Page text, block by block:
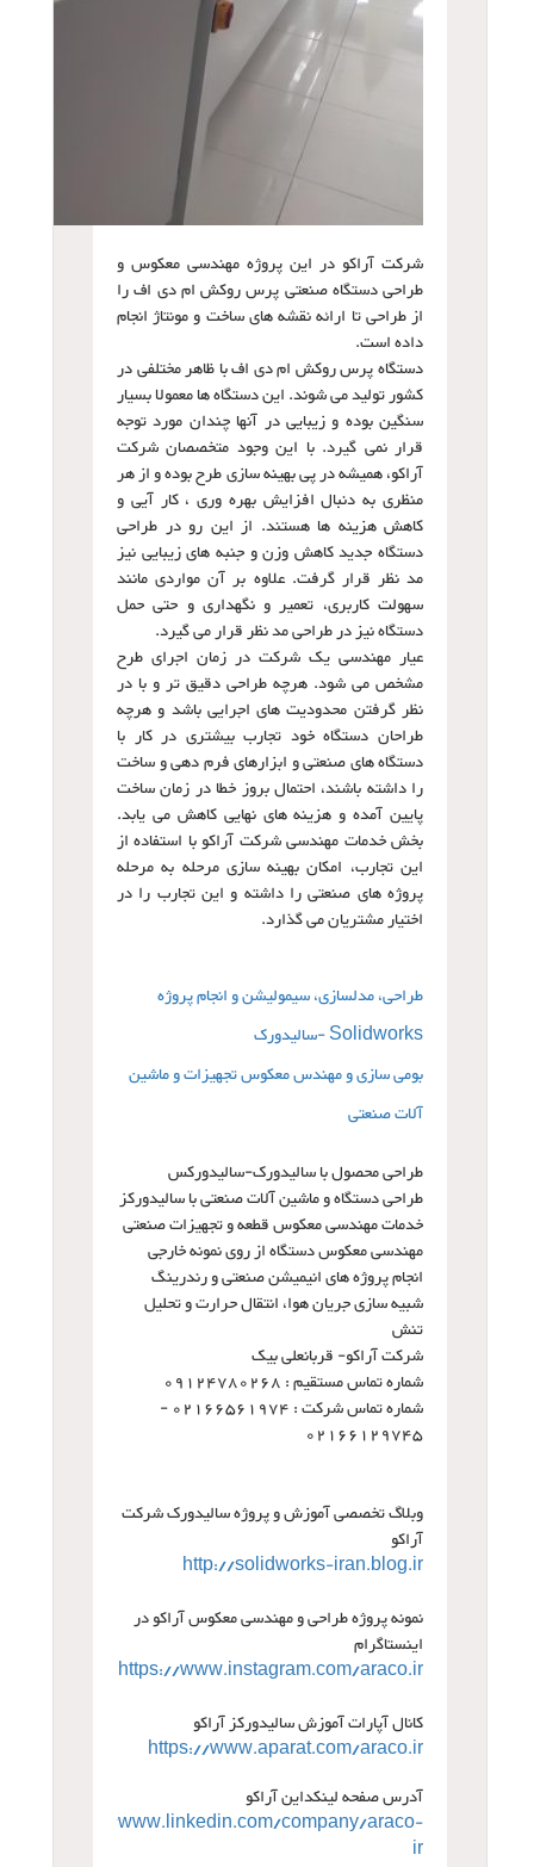
شرکت آراکو در این پروژه مهندسی معکوس و
طراحی دستگاه صنعتی پرس روکش ام دی اف را
از طراحی تا ارائه نقشه های ساخت و مونتاژ انجام
داده است.
دستگاه پرس روکش ام دی اف با ظاهر مختلفی در
کشور تولید می شوند. این دستگاه ها معمولا بسیار
سنگین بوده و زیبایی در آنها چندان مورد توجه
قرار نمی گیرد. با این وجود متخصصان شرکت
آراکو، همیشه در پی بهینه سازی طرح بوده و از هر
منظری به دنبال افزایش بهره وری ، کار آیی و
کاهش هزینه ها هستند. از این رو در طراحی
دستگاه جدید کاهش وزن و جنبه های زیبایی نیز
مد نظر قرار گرفت. علاوه بر آن مواردی مانند
سهولت کاربری، تعمیر و نگهداری و حتی حمل
دستگاه نیز در طراحی مد نظر قرار می گیرد.
عیار مهندسی یک شرکت در زمان اجرای طرح
مشخص می شود. هرچه طراحی دقیق تر و با در
نظر گرفتن محدودیت های اجرایی باشد و هرچه
طراحان دستگاه خود تجارب بیشتری در کار با
دستگاه های صنعتی و ابزارهای فرم دهی و ساخت
را داشته باشند، احتمال بروز خطا در زمان ساخت
پایین آمده و هزینه های نهایی کاهش می یابد.
بخش خدمات مهندسی شرکت آراکو با استفاده از
این تجارب، امکان بهینه سازی مرحله به مرحله
پروژه های صنعتی را داشته و این تجارب را در
اختیار مشتریان می گذارد.
طراحی، مدلسازی، سیمولیشن و انجام پروژه
Solidworks -سالیدورک
بومی سازی و مهندس معکوس تجهیزات و ماشین
آلات صنعتی
طراحی محصول با سالیدورک-سالیدورکس
طراحی دستگاه و ماشین آلات صنعتی با سالیدورکز
خدمات مهندسی معکوس قطعه و تجهیزات صنعتی
مهندسی معکوس دستگاه از روی نمونه خارجی
انجام پروژه های انیمیشن صنعتی و رندرینگ
شبیه سازی جریان هوا، انتقال حرارت و تحلیل
تنش
شرکت آراکو- قربانعلی بیک
شماره تماس مستقیم :09124780268
شماره تماس شرکت :02166561974 -
02166129745
وبلاگ تخصصی آموزش و پروژه سالیدورک شرکت
آراکو
http://solidworks-iran.blog.ir
نمونه پروژه طراحی و مهندسی معکوس آراکو در
اینستاگرام
https://www.instagram.com/araco.ir
کانال آپارات آموزش سالیدورکز آراکو
https://www.aparat.com/araco.ir
آدرس صفحه لینکداین آراکو
https://www.linkedin.com/company/araco-
ir